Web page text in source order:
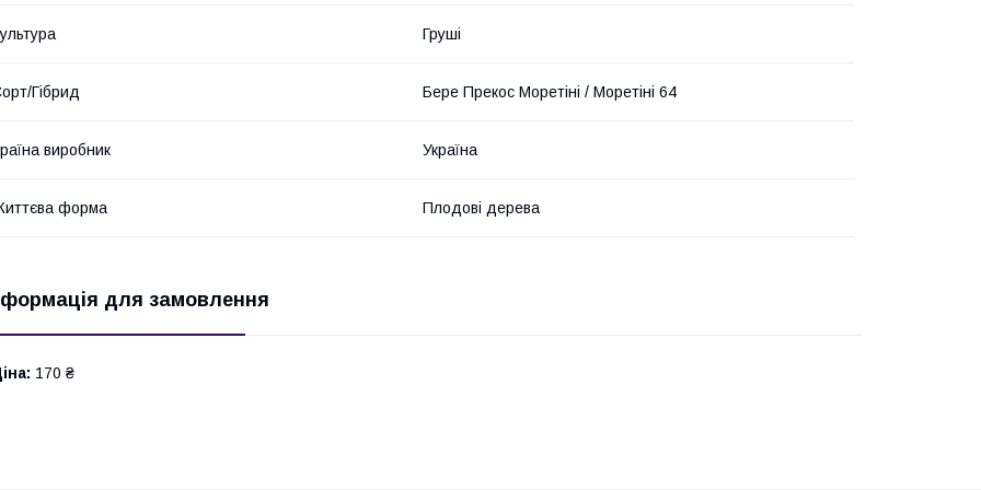
Груші
Гібрид Бере Прекос Моретіні / Моретіні 64
виробник Україна
форма Плодові дерева
для замовлення
170 ₴